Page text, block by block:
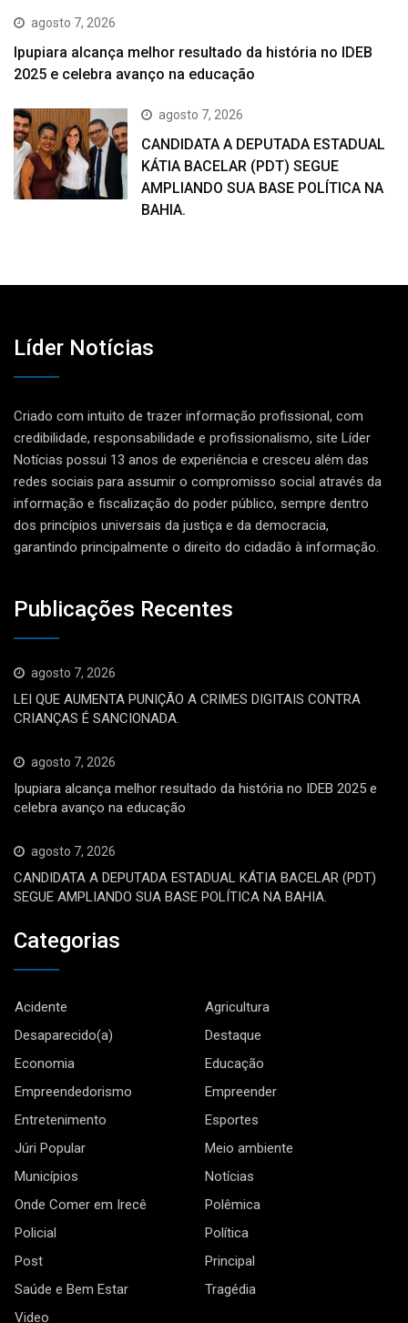
agosto 7, 2026
Ipupiara alcança melhor resultado da história no IDEB
2025 e celebra avanço na educação
agosto 7, 2026
CANDIDATA A DEPUTADA ESTADUAL
KÁTIA BACELAR (PDT) SEGUE
AMPLIANDO SUA BASE POLÍTICA NA
BAHIA.
Líder Notícias
Criado com intuito de trazer informação profissional, com
credibilidade, responsabilidade e profissionalismo, site Líder
Notícias possui 13 anos de experiência e cresceu além das
redes sociais para assumir o compromisso social através da
informação e fiscalização do poder público, sempre dentro
dos princípios universais da justiça e da democracia,
garantindo principalmente o direito do cidadão à informação.
Publicações Recentes
agosto 7, 2026
LEI QUE AUMENTA PUNIÇÃO A CRIMES DIGITAIS CONTRA
CRIANÇAS É SANCIONADA.
agosto 7, 2026
Ipupiara alcança melhor resultado da história no IDEB 2025 e
celebra avanço na educação
agosto 7, 2026
CANDIDATA A DEPUTADA ESTADUAL KÁTIA BACELAR (PDT)
SEGUE AMPLIANDO SUA BASE POLÍTICA NA BAHIA.
Categorias
Acidente
Agricultura
Desaparecido(a)
Destaque
Economia
Educação
Empreendedorismo
Empreender
Entretenimento
Esportes
Júri Popular
Meio ambiente
Municípios
Notícias
Onde Comer em Irecê
Polêmica
Policial
Política
Post
Principal
Saúde e Bem Estar
Tragédia
Video